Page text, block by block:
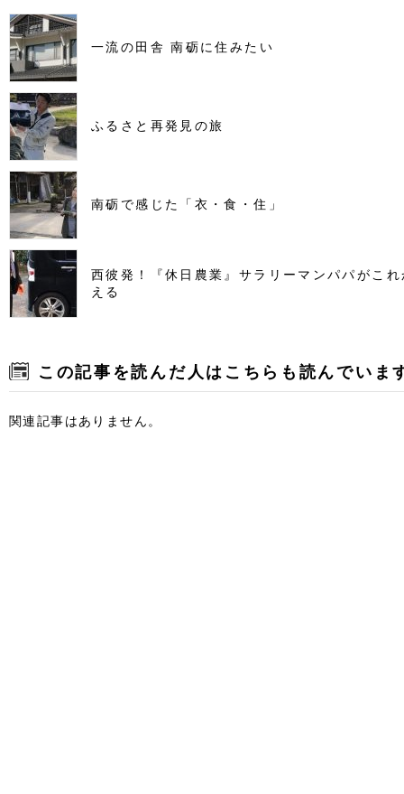
一流の田舎 南砺に住みたい
ふるさと再発見の旅
南砺で感じた「衣・食・住」
西彼発！『休日農業』サラリーマンパパがこ
える
この記事を読んだ人はこちらも読んでいま
関連記事はありません。